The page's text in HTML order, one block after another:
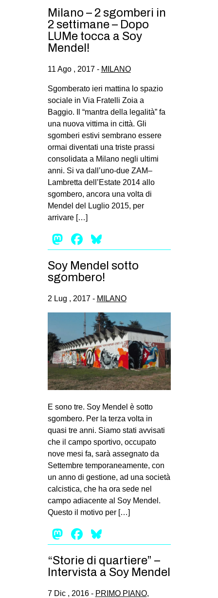
Milano – 2 sgomberi in
2 settimane – Dopo
LUMe tocca a Soy
Mendel!
11 Ago , 2017 - MILANO
Sgomberato ieri mattina lo spazio
sociale in Via Fratelli Zoia a
Baggio. Il “mantra della legalità” fa
una nuova vittima in città. Gli
sgomberi estivi sembrano essere
ormai diventati una triste prassi
consolidata a Milano negli ultimi
anni. Si va dall’uno-due ZAM–
Lambretta dell’Estate 2014 allo
sgombero, ancora una volta di
Mendel del Luglio 2015, per
arrivare […]
Mastodon
Facebook
Soy Mendel sotto
sgombero!
2 Lug , 2017 - MILANO
E sono tre. Soy Mendel è sotto
sgombero. Per la terza volta in
quasi tre anni. Siamo stati avvisati
che il campo sportivo, occupato
nove mesi fa, sarà assegnato da
Settembre temporaneamente, con
un anno di gestione, ad una società
calcistica, che ha ora sede nel
campo adiacente al Soy Mendel.
Questo il motivo per […]
Mastodon
Facebook
“Storie di quartiere” –
Intervista a Soy Mendel
7 Dic , 2016 - PRIMO PIANO,